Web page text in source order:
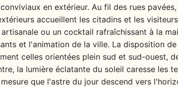
en extérieur. Au fil des rues
accueillent les citadins et les
ou un cocktail rafraîchissant à la
et l'animation de la ville. La disposition de
celles orientées plein sud et sud-ouest,
la lumière éclatante du soleil caresse les
que l'astre du jour descend vers